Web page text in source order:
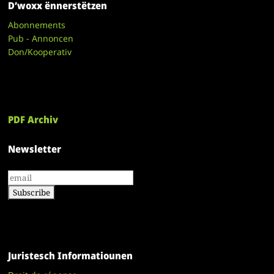
D’woxx ënnerstëtzen
Abonnements
Pub - Annoncen
Don/Kooperativ
PDF Archiv
Newsletter
Juristesch Informatiounen